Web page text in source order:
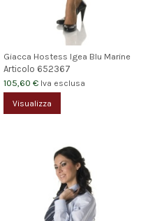
Giacca Hostess Igea Blu Marine
Articolo 652367
105,60 € Iva esclusa
Visualizza